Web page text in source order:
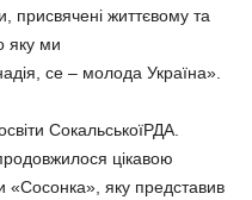
присвячені життєвому та
яку ми
се – молода Україна».
СокальськоїРДА.
цікавою
«Сосонка», яку представив